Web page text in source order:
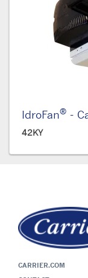
IdroFan® -
42KY
CARRIER.COM